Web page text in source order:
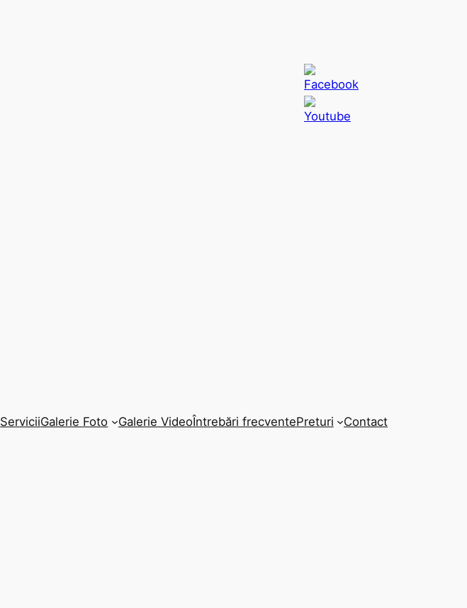
ServiciiGalerie Foto Galerie VideoÎntrebări frecventePreturi Contact